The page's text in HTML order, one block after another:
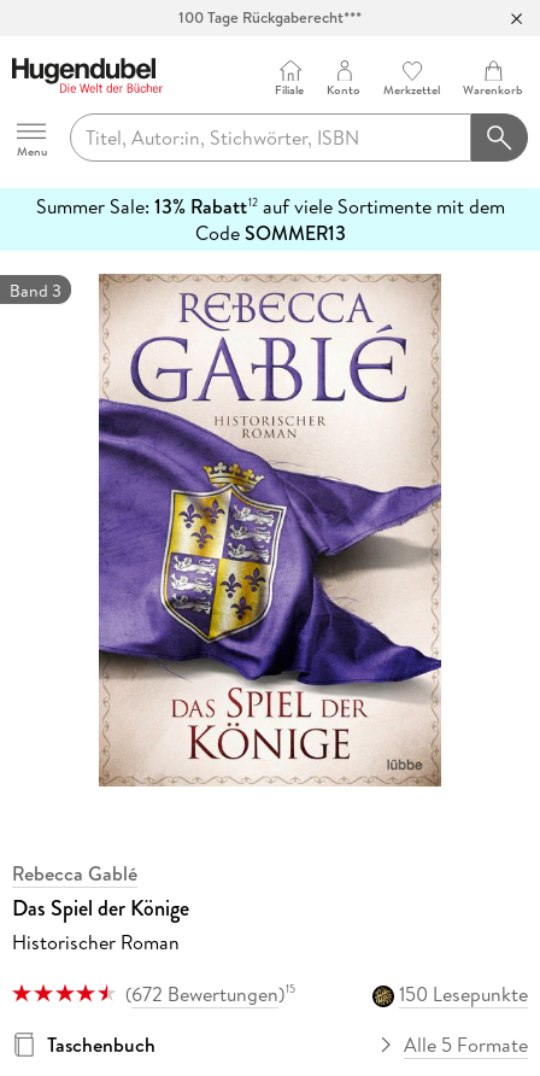
100 Tage Rückgaberecht***
Hugendubel
Menu
Filiale Konto Merkzettel Warenkorb
Summer Sale: 13% Rabatt12auf viele Sortimente mit dem
CodeSOMMER13
erfahren
Band 3
Rebecca Gablé
Das Spiel der Könige
Historischer Roman
(672 Bewertungen)15
150 Lesepunkte
Taschenbuch
Alle 5 Formate